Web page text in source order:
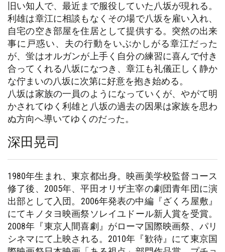
旧い知人で、最近まで服役していた八坂が現れる。
利雄は章江に相談もなくその場で八坂を雇い入れ、
自宅の空き部屋を住居として提供する。突然の出来
事に戸惑い、夫の行動をいぶかしがる章江だった
が、蛍はオルガンが上手く自分の練習に喜んで付き
合ってくれる八坂になつき、章江も礼儀正しく静か
な佇まいの八坂に次第に好意を抱き始める。
八坂は家族の一員のようになっていくが、やがて明
かされてゆく利雄と八坂の過去の因果は家族を思わ
ぬ方向へ導いてゆくのだった。
深田晃司
1980年生まれ、東京都出身。映画美学校監督コース
修了後、2005年、平田オリザ主宰の劇団青年団に演
出部として入団。2006年発表の中編『ざくろ屋敷』
にてキノタヨ映画祭ソレイユドール新人賞を受賞。
2008年『東京人間喜劇』がローマ国際映画祭、パリ
シネマにて上映される。2010年『歓待』にて東京国